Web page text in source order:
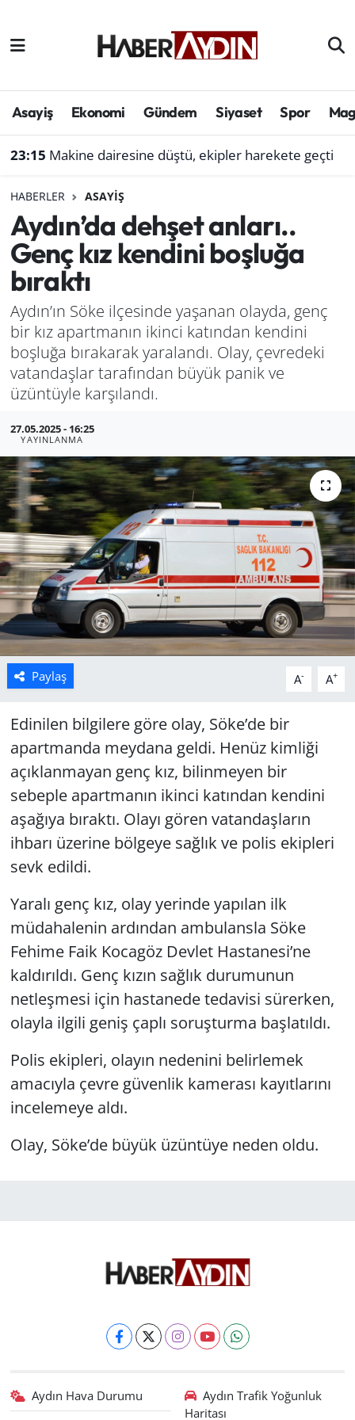
Asayiş Ekonomi Gündem Siyaset Spor
23:15 Makine dairesine düştü, ekipler harekete geçti
HABERLER ASAYIŞ
Aydın’da dehşet anları..
Genç kız kendini boşluğa
bıraktı
Aydın’ın Söke ilçesinde yaşanan olayda, genç
bir kız apartmanın ikinci katından kendini
boşluğa bırakarak yaralandı. Olay, çevredeki
vatandaşlar tarafından büyük panik ve
üzüntüyle karşılandı.
27.05.2025 - 16:25
YAYINLANMA
Paylaş A- A+
Edinilen bilgilere göre olay, Söke’de bir
apartmanda meydana geldi. Henüz kimliği
açıklanmayan genç kız, bilinmeyen bir
sebeple apartmanın ikinci katından kendini
aşağıya bıraktı. Olayı gören vatandaşların
ihbarı üzerine bölgeye sağlık ve polis ekipleri
sevk edildi.
Yaralı genç kız, olay yerinde yapılan ilk
müdahalenin ardından ambulansla Söke
Fehime Faik Kocagöz Devlet Hastanesi’ne
kaldırıldı. Genç kızın sağlık durumunun
netleşmesi için hastanede tedavisi sürerken,
olayla ilgili geniş çaplı soruşturma başlatıldı.
Polis ekipleri, olayın nedenini belirlemek
amacıyla çevre güvenlik kamerası kayıtlarını
incelemeye aldı.
Olay, Söke’de büyük üzüntüye neden oldu.
Aydın Hava Durumu
Aydın Trafik Yoğunluk
Haritası
Afyonkarahisar
Çevre
Genel
Haber
Izmir
Kütahya
Manisa
Muğla
Politika
Uşak
Aydın Hava Durumu
Süper Lig Puan Durumu ve Fikstür
Son Dakika Haberleri
Haber Arşivi